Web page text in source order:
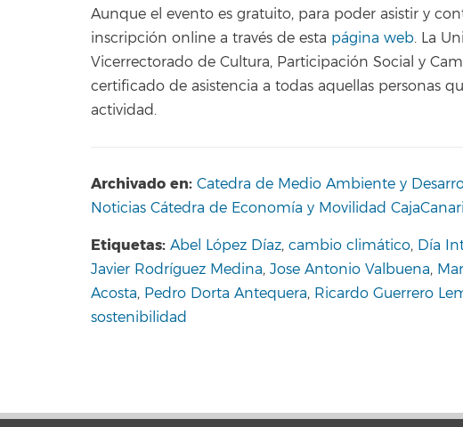
Aunque el evento es gratuito, para poder asistir y
inscripción online a través de esta página web. La
Vicerrectorado de Cultura, Participación Social y
certificado de asistencia a todas aquellas personas
actividad.
Archivado en: Catedra de Medio Ambiente y
Noticias Cátedra de Economía y Movilidad
Etiquetas: Abel López Díaz, cambio climático, Día
Javier Rodríguez Medina, Jose Antonio Valbuena,
Acosta, Pedro Dorta Antequera, Ricardo Guerrero
sostenibilidad